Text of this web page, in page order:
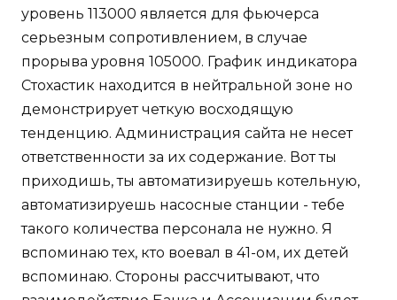
уровень 113000 является для фьючерса
серьезным сопротивлением, в случае
прорыва уровня 105000. График индикатора
Стохастик находится в нейтральной зоне но
демонстрирует четкую восходящую
тенденцию. Администрация сайта не несет
ответственности за их содержание. Вот ты
приходишь, ты автоматизируешь котельную,
автоматизируешь насосные станции - тебе
такого количества персонала не нужно. Я
вспоминаю тех, кто воевал в 41-ом, их детей
вспоминаю. Стороны рассчитывают, что